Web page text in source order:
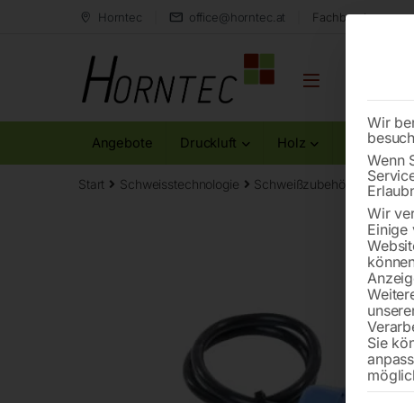
Horntec office@horntec.at Fachberatung
Angebote Druckluft Holz Metall
Start Schweisstechnologie Schweißzubehör und
Wir
Wenn
Wir
Einige
Sie